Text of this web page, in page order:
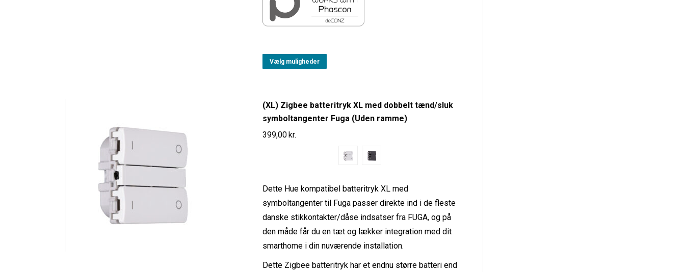
Vælg muligheder
(XL) Zigbee batteritryk XL med dobbelt tænd/sluk
symboltangenter Fuga (Uden ramme)
399,00 kr.
Dette Hue kompatibel batteritryk XL med
symboltangenter til Fuga passer direkte ind i de fleste
danske stikkontakter/dåse indsatser fra FUGA, og på
den måde får du en tæt og lækker integration med dit
smarthome i din nuværende installation.
Dette Zigbee batteritryk har et endnu større batteri end